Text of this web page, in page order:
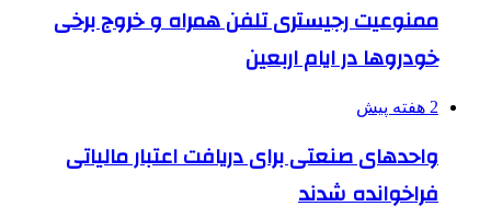
ممنوعیت رجیستری تلفن همراه و خروج برخی
خودروها در ایام اربعین
2 هفته پیش
واحدهای صنعتی برای دریافت اعتبار مالیاتی
فراخوانده شدند